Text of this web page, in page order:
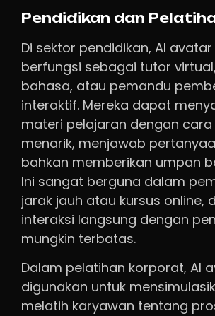
Pendidikan dan
Di sektor pendidikan, AI
berfungsi sebagai tutor
bahasa, atau pemandu
interaktif. Mereka dapat
materi pelajaran dengan cara
menarik, menjawab
bahkan memberikan umpan
Ini sangat berguna dalam
jarak jauh atau kursus online,
interaksi langsung dengan
mungkin terbatas.
Dalam pelatihan korporat, AI
digunakan untuk
melatih karyawan tentang